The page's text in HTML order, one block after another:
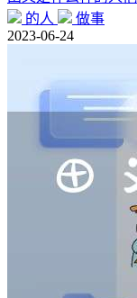
的人
做事
2023-06-24